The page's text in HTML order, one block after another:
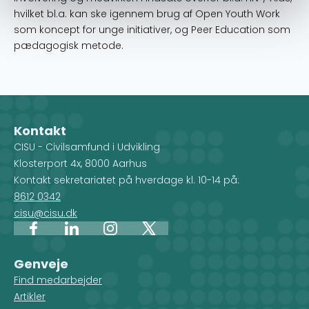
hvilket bl.a. kan ske igennem brug af Open Youth Work
som koncept for unge initiativer, og Peer Education som
pædagogisk metode.
Kontakt
CISU - Civilsamfund i Udvikling
Klosterport 4x, 8000 Aarhus
Kontakt sekretariatet på hverdage kl. 10-14 på:
8612 0342
cisu@cisu.dk
FacebookLinkedInInstagram
X
Genveje
Find medarbejder
Artikler